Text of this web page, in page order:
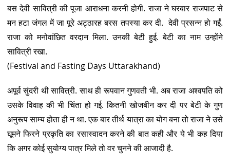
बस देवी सावित्री की पूजा आराधना करनी होगी. राजा ने घरबार राजपाट से
मन हटा जंगल में जा पूरे अट्ठारह बरस तपस्या कर दी. देवी प्रसन्न हो गईं.
राजा को मनोवांछित वरदान मिला. उनकी बेटी हुई. बेटी का नाम उन्होंने
सावित्री रखा.
(Festival and Fasting Days Uttarakhand)
अपूर्व सुंदरी थी सावित्री. साथ ही रूपवान गुणवती भी. अब राजा अश्वपति को
उसके विवाह की भी चिंता हो गई. कितनी खोजबीन कर दी पर बेटी के गुण
अनुरूप साम्य होता ही न था. एक बार तीर्थ यात्रा का योग बना तो राजा ने उसे
घूमने फिरने प्रकृति का रसास्वादन करने की बात कही और ये भी कह दिया
कि अगर कोई सुयोग्य पात्र मिले तो वर चुनने की आजादी है.